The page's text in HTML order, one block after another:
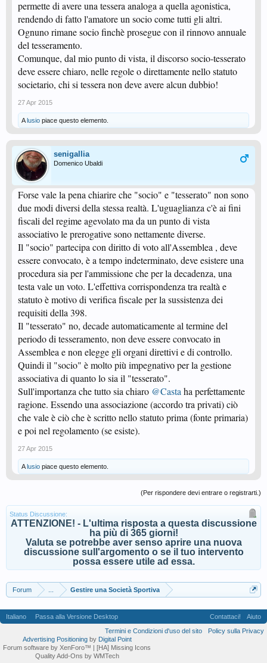
permette di avere una tessera analoga a quella agonistica,
rendendo di fatto l'amatore un socio come tutti gli altri.
Ognuno rimane socio finchè prosegue con il rinnovo annuale
del tesseramento.
Comunque, dal mio punto di vista, il discorso socio-tesserato
deve essere chiaro, nelle regole o direttamente nello statuto
societario, chi si tessera non deve avere alcun dubbio!
27 Apr 2015
Alusio piace questo elemento.
senigallia
Domenico Ubaldi
Forse vale la pena chiarire che "socio" e "tesserato" non sono
due modi diversi della stessa realtà. L'uguaglianza c'è ai fini
fiscali del regime agevolato ma da un punto di vista
associativo le prerogative sono nettamente diverse.
Il "socio" partecipa con diritto di voto all'Assemblea , deve
essere convocato, è a tempo indeterminato, deve esistere una
procedura sia per l'ammissione che per la decadenza, una
testa vale un voto. L'effettiva corrispondenza tra realtà e
statuto è motivo di verifica fiscale per la sussistenza dei
requisiti della 398.
Il "tesserato" no, decade automaticamente al termine del
periodo di tesseramento, non deve essere convocato in
Assemblea e non elegge gli organi direttivi e di controllo.
Quindi il "socio" è molto più impegnativo per la gestione
associativa di quanto lo sia il "tesserato".
Sull'importanza che tutto sia chiaro @Casta ha perfettamente
ragione. Essendo una associazione (accordo tra privati) ciò
che vale è ciò che è scritto nello statuto prima (fonte primaria)
e poi nel regolamento (se esiste).
27 Apr 2015
Alusio piace questo elemento.
(Per rispondere devi entrare o registrarti.)
Status Discussione:
ATTENZIONE! - L'ultima risposta a questa discussione
ha più di 365 giorni!
Valuta se potrebbe aver senso aprire una nuova
discussione sull'argomento o se il tuo intervento
possa essere utile ad essa.
Forum Gestire una Società Sportiva
Italiano Passa alla Versione Desktop Contattaci!
Aiuto
Termini e Condizioni d'uso del sito
Policy sulla Privacy
Advertising Positioningby Digital Point
Forum software by XenForo™ | [HA] Missing Icons
Quality Add-Ons by WMTech